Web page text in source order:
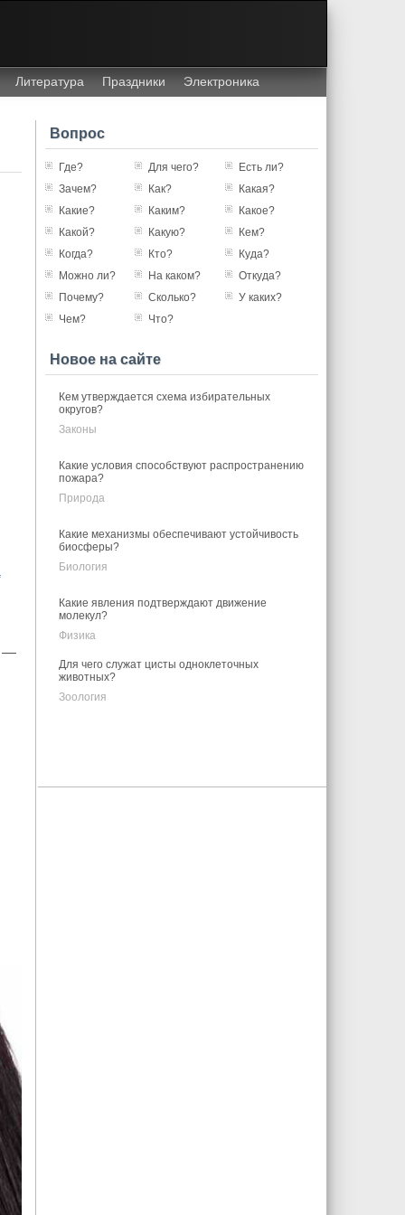
Литература Праздники Электроника
—
Вопрос
Где? Для чего?
Есть ли?
Зачем?
Как?
Какая?
Какие?
Каким?
Какое?
Какой?
Какую?
Кем?
Когда?
Кто?
Куда?
Можно ли?
На каком?
Откуда?
Почему?
Сколько?
У каких?
Чем?
Что?
Новое на сайте
Кем утверждается схема избирательных
округов?
Законы
Какие условия способствуют распространению
пожара?
Природа
Какие механизмы обеспечивают устойчивость
биосферы?
Биология
Какие явления подтверждают движение
молекул?
Физика
Для чего служат цисты одноклеточных
животных?
Зоология